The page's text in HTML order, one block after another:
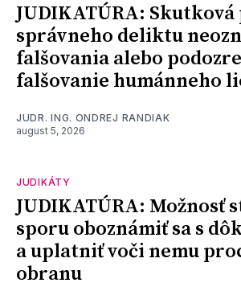
JUDIKATÚRA:
správneho deliktu
falšovania alebo
falšovanie humánneho
JUDR. ING. ONDREJ RANDIAK
august 5, 2026
JUDIKÁTY
JUDIKATÚRA: Možnosť
sporu oboznámiť sa s
a uplatniť voči nemu
obranu